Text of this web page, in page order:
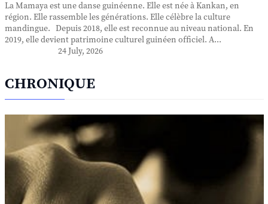
La Mamaya est une danse guinéenne. Elle est née à Kankan, en
région. Elle rassemble les générations. Elle célèbre la culture
mandingue. Depuis 2018, elle est reconnue au niveau national. En
2019, elle devient patrimoine culturel guinéen officiel. A...
24 July, 2026
CHRONIQUE